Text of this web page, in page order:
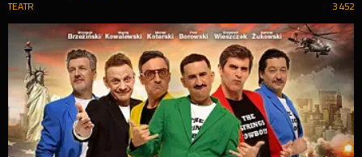
3 452
TEATR